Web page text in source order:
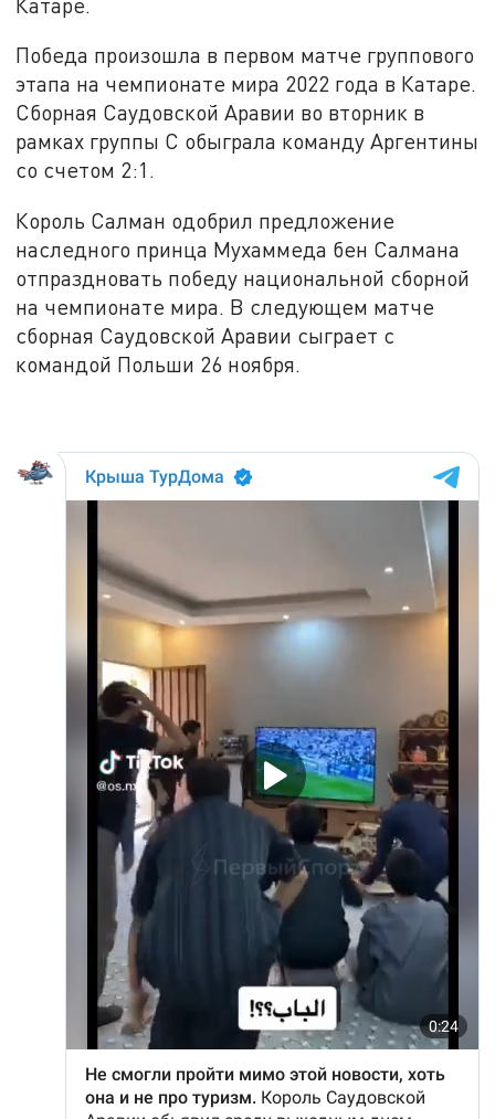
Победа произошла в первом матче группового
этапа на чемпионате мира 2022 года в Катаре.
Сборная Саудовской Аравии во вторник в
рамках группы С обыграла команду Аргентины
со счетом 2:1.
Король Салман одобрил предложение
наследного принца Мухаммеда бен Салмана
отпраздновать победу национальной сборной
на чемпионате мира. В следующем матче
сборная Саудовской Аравии сыграет с
командой Польши 26 ноября.